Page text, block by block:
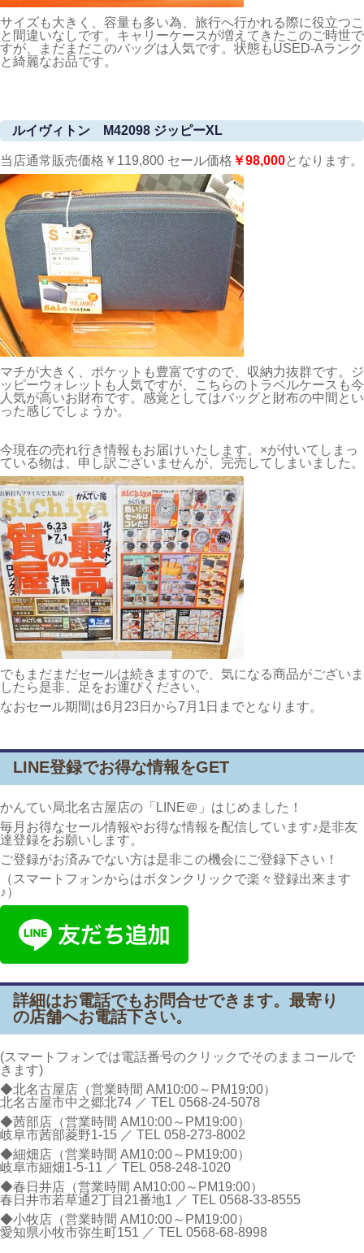
サイズも大きく、容量も多い為、旅行へ行かれる際に役立つこ
と間違いなしです。キャリーケースが増えてきたこのご時世で
すが、まだまだこのバッグは人気です。状態もUSED-Aランク
と綺麗なお品です。
ルイヴィトン M42098 ジッピーXL
当店通常販売価格￥119,800 セール価格 ￥98,000となります。
マチが大きく、ポケットも豊富ですので、収納力抜群です。ジ
ッピーウォレットも人気ですが、こちらのトラベルケースも今
人気が高いお財布です。感覚としてはバッグと財布の中間とい
った感じでしょうか。
今現在の売れ行き情報もお届けいたします。×が付いてしまっ
ている物は、申し訳ございませんが、完売してしまいました。
でもまだまだセールは続きますので、気になる商品がございま
したら是非、足をお運びください。
なおセール期間は6月23日から7月1日までとなります。
LINE登録でお得な情報をGET
かんてい局北名古屋店の「LINE＠」はじめました！
毎月お得なセール情報やお得な情報を配信しています♪是非友
達登録をお願いします。
ご登録がお済みでない方は是非この機会にご登録下さい！
（スマートフォンからはボタンクリックで楽々登録出来ます
♪）
詳細はお電話でもお問合せできます。最寄り
の店舗へお電話下さい。
(スマートフォンでは電話番号のクリックでそのままコールで
きます)
◆北名古屋店（営業時間 AM10:00～PM19:00）
北名古屋市中之郷北74 ／ TEL 0568-24-5078
◆茜部店（営業時間 AM10:00～PM19:00）
岐阜市茜部菱野1-15 ／ TEL 058-273-8002
◆細畑店（営業時間 AM10:00～PM19:00）
岐阜市細畑1-5-11 ／ TEL 058-248-1020
◆春日井店（営業時間 AM10:00～PM19:00）
春日井市若草通2丁目21番地1 ／ TEL 0568-33-8555
◆小牧店（営業時間 AM10:00～PM19:00）
愛知県小牧市弥生町151 ／ TEL 0568-68-8998